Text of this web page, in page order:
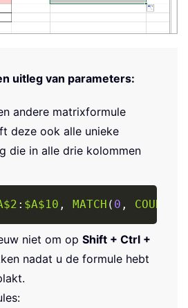
uitleg van parameters:
andere matrixformule
deze ook alle unieke
die in alle drie kolommen
: $A$10 , MATCH ( 0 , COUNTIF
Copy
niet om op Shift + Ctrl +
nadat u de formule hebt